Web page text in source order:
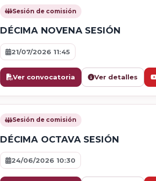
Sesión de comisión
DÉCIMA NOVENA SESIÓN
21/07/2026 11:45
Ver convocatoria Ver detalles
Sesión de comisión
DÉCIMA OCTAVA SESIÓN
24/06/2026 10:30